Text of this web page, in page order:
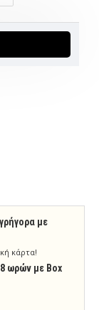
με
κάρτα!
ωρών με Box